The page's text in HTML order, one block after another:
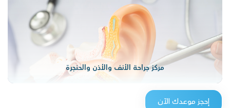
مركز جراحة الأنف والأذن والحنجرة
إحجز موعدك الآن